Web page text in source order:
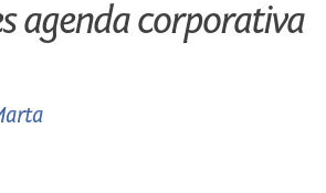
agenda corporativa